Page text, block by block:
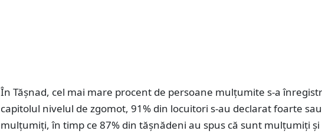
În Tășnad, cel mai mare procent de persoane mulțumite s-a
capitolul nivelul de zgomot, 91% din locuitori s-au declarat foarte sau
mulțumiți, în timp ce 87% din tășnădeni au spus că sunt mulțumiți și